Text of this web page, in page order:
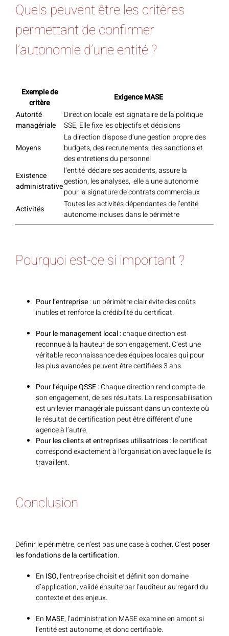
Quels peuvent être les critères
permettant de confirmer
l’autonomie d’une entité ?
Exemple de
critère
Exigence MASE
Autorité
managériale
Direction locale est signataire de la politique
SSE, Elle fixe les objectifs et décisions
Moyens
La direction dispose d’une gestion propre des
budgets, des recrutements, des sanctions et
des entretiens du personnel
Existence
administrative
l’entité déclare ses accidents, assure la
gestion, les analyses, elle a une autonomie
pour la signature de contrats commerciaux
Activités
Toutes les activités dépendantes de l’entité
autonome incluses dans le périmètre
Pourquoi est-ce si important ?
Pour l’entreprise: un périmètre clair évite des coûts
inutiles et renforce la crédibilité du certificat.
Pour le management local: chaque direction est
reconnue à la hauteur de son engagement. C’est une
véritable reconnaissance des équipes locales qui pour
les plus avancées peuvent être certifiées 3 ans.
Pour l’équipe QSSE :Chaque direction rend compte de
son engagement, de ses résultats. La responsabilisation
est un levier managériale puissant dans un contexte où
le résultat de certification peut être différent d’une
agence à l’autre.
Pour les clients et entreprises utilisatrices: le certificat
correspond exactement à l’organisation avec laquelle ils
travaillent.
Conclusion
Définir le périmètre, ce n’est pas une case à cocher. C’est poser
les fondations de la certification.
En ISO, l’entreprise choisit et définit son domaine
d’application, validé ensuite par l’auditeur au regard du
contexte et des enjeux.
En MASE, l’administration MASE examine en amont si
l’entité est autonome, et donc certifiable.